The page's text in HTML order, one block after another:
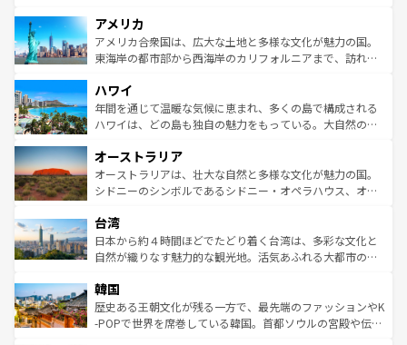
ンツ一覧を参照してほしい。
の建物がそのまま残る町や、スイスならではのユニークな
博物館もあり、アルプス観光だけでなく町歩きも満喫する
ことができる。国民の所得が高いため物価も高いが、旅行
ば市内交通費無料で観光を楽しむこともできる。 なお、新
着のスイス情報はコンテンツ一覧 を参照してほしい。
アメリカ
アメリカ合衆国は、広大な土地と多様な文化が魅力の国。
東海岸の都市部から西海岸のカリフォルニアまで、訪れる
のような巨大都市は、観光、ショッピング、エンターテイ
ンメントが詰まった刺激的なスポットだ。一方、アメリカ
西部には大自然が広がり、グランドキャニオンやイエロー
部のニューオーリンズでは、音楽と美食が融合した独特の
文化が魅力。旅行者はアメリカの各地域で異なる魅力を楽
しみながら、その多様性と豊かな歴史を感じることができ
ならではの贅沢な旅のスタイルだ。 なお、新着のアメリカ
情報はコンテンツ一覧を参照してほしい。
ハワイ
年間を通じて温暖な気候に恵まれ、多くの島で構成される
ハワイは、どの島も独自の魅力をもっている。大自然の神
ワイ島は見逃せない。また、定番の観光地といえばオアフ
島だが、静かな自然を求めるならマウイ島やカウアイ島が
おすすめ。エメラルドグリーンに輝く海をはじめ、豊かな
れるおもてなしの心で訪れる人々を迎えてくれるハワイの
人々、おいしいローカルフードやハワイアンミュージッ
ク、伝統的なフラダンスなど、すべてがハワイの魅力を彩
ワイを、存分に味わってほしい。 なお、新着のハワイ情報
はコンテンツ一覧を参照してほしい。
オーストラリア
オーストラリアは、壮大な自然と多様な文化が魅力の国。
シドニーのシンボルであるシドニー・オペラハウス、オー
リアリーフや大陸中央部にそびえるウルル（エアーズロッ
ク）、タスマニアの美しい原生林やケアンズの熱帯雨林な
ど、見どころがたくさん。また、カフェやワイン、オージ
いる。アクティビティも充実しており、サーフィンやダイ
ビング、ハイキングなど、アウトドア好きにはたまらな
い。オーストラリアの多彩な魅力を存分に味わいつくそ
台湾
日本から約４時間ほどでたどり着く台湾は、多彩な文化と
自然が織りなす魅力的な観光地。活気あふれる大都市の台
ン）、静ひつな山岳地帯である台湾東部など、都市の喧騒
と山間の静けさが共存しており、訪れる人に新しい発見と
驚きをもたらしてくれる。また、奥深い台湾の食文化も魅
韓国
歴史ある王朝文化が残る一方で、最先端のファッションやK
-POPで世界を席巻している韓国。首都ソウルの宮殿や伝統